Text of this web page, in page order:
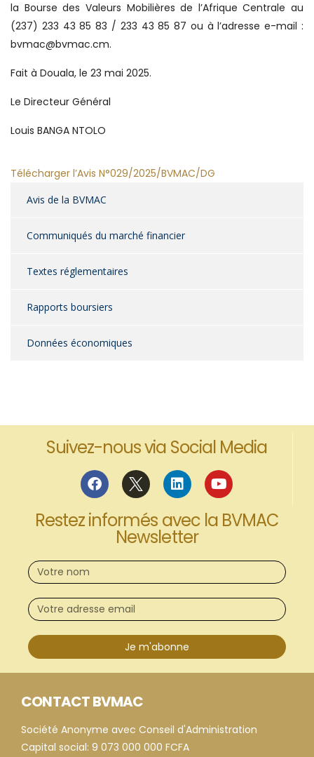
la Bourse des Valeurs Mobilières de l’Afrique Centrale au
(237) 233 43 85 83 / 233 43 85 87 ou à l’adresse e-mail :
bvmac@bvmac.cm.
Fait à Douala, le 23 mai 2025.
Le Directeur Général
Louis BANGA NTOLO
Télécharger l’Avis N°029/2025/BVMAC/DG
Avis de la BVMAC
Communiqués du marché financier
Textes réglementaires
Rapports boursiers
Données économiques
Suivez-nous via Social Media
Restez informés avec la BVMAC
Newsletter
Je m'abonne
CONTACT BVMAC
Société Anonyme avec Conseil d'Administration
Capital social: 9 073 000 000 FCFA